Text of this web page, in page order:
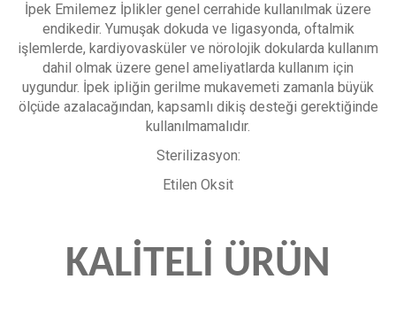
İpek Emilemez İplikler genel cerrahide kullanılmak üzere
endikedir. Yumuşak dokuda ve ligasyonda, oftalmik
işlemlerde, kardiyovasküler ve nörolojik dokularda kullanım
dahil olmak üzere genel ameliyatlarda kullanım için
uygundur. İpek ipliğin gerilme mukavemeti zamanla büyük
ölçüde azalacağından, kapsamlı dikiş desteği gerektiğinde
kullanılmamalıdır.
Sterilizasyon:
Etilen Oksit
KALİTELİ ÜRÜN